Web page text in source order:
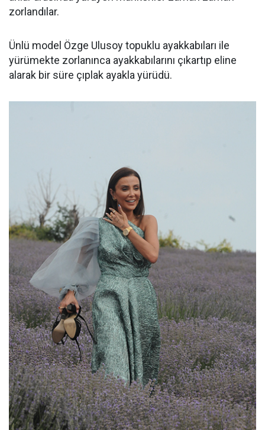
zorlandılar.
Ünlü model Özge Ulusoy topuklu ayakkabıları ile
yürümekte zorlanınca ayakkabılarını çıkartıp eline
alarak bir süre çıplak ayakla yürüdü.